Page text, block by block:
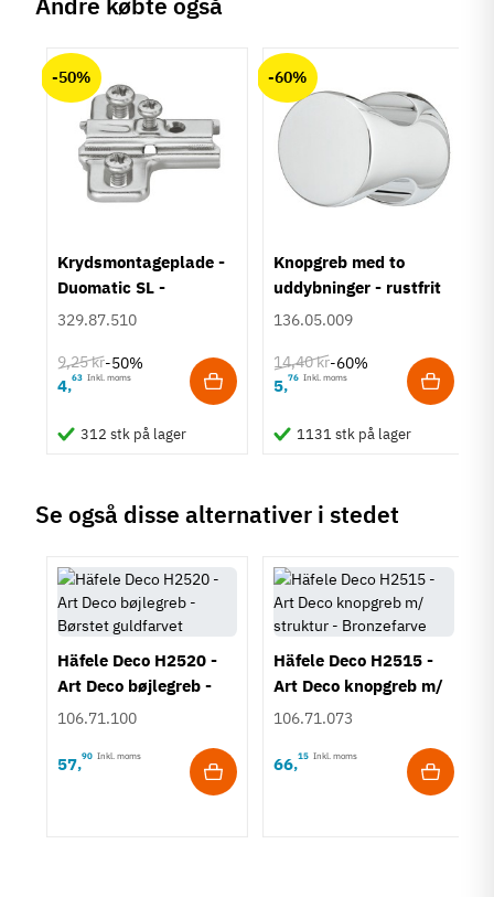
Zinklegering
Overflade
Forkromet
Poleret
Hulafstand
160 mm
Montering
M4 bolt
Type
Stil
TilstandNy
-50%
Krydsmontageplade -
Duomatic SL -
Euroskruer
329.87.510
9,25 kr-50%
4,63 Inkl. moms
312 stk på lager
-60%
Knopgreb med to
uddybninger - rustfrit
stål
136.05.009
14,40 kr-60%
5,76 Inkl. moms
1131 stk på lager
Se også disse alternativer i stedet
Häfele Deco H2520 -
Art Deco bøjlegreb -
Børstet guldfarvet
106.71.100
57,90 Inkl. moms
Häfele Deco H2515 -
Art Deco knopgreb m/
struktur - Bronzefarve
106.71.073
66,15 Inkl. moms